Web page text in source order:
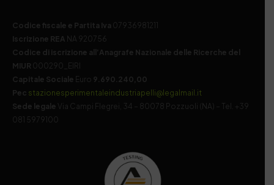
Codice fiscale e Partita Iva 07936981211
Iscrizione REA NA 920756
Codice di iscrizione all’Anagrafe Nazionale delle Ricerche del
MIUR 000290_EIRI
Capitale Sociale Euro 9.690.240,00
Pec stazionesperimentaleindustriapelli@legalmail.it
Sede legale
Via Campi Flegrei, 34 – 80078 Pozzuoli (NA) – Tel. +39
081 5979100